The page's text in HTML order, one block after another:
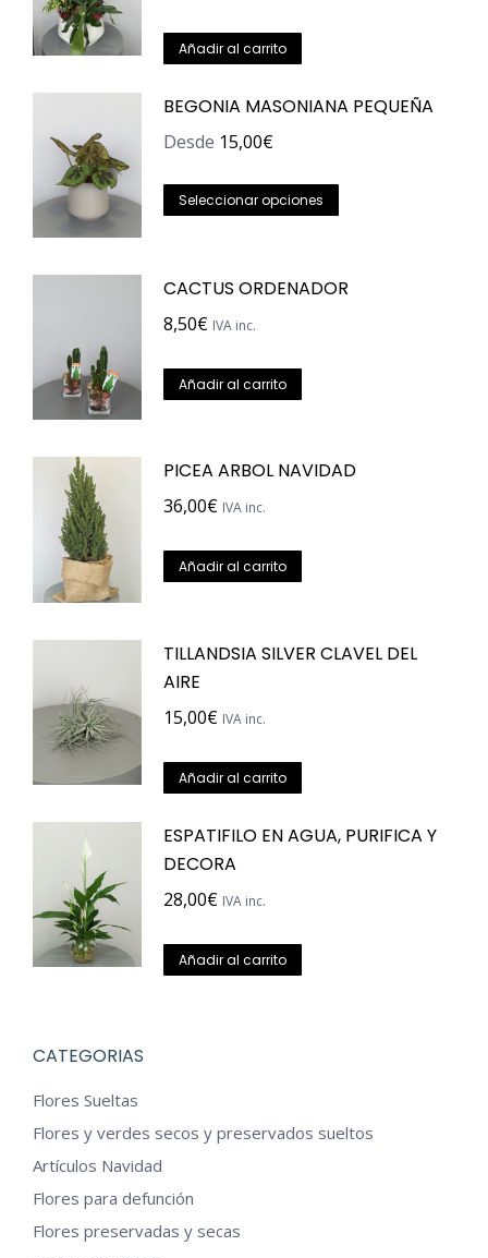
Añadir al carrito
BEGONIA MASONIANA PEQUEÑA
Desde 15,00€
Seleccionar opciones
múltiples
elegir
CACTUS ORDENADOR
8,50€ IVA inc.
Añadir al carrito
PICEA ARBOL NAVIDAD
36,00€ IVA inc.
Añadir al carrito
TILLANDSIA SILVER CLAVEL DEL
AIRE
15,00€ IVA inc.
Añadir al carrito
ESPATIFILO EN AGUA, PURIFICA Y
DECORA
28,00€ IVA inc.
Añadir al carrito
CATEGORIAS
Flores Sueltas
Flores y verdes secos y preservados sueltos
Artículos Navidad
Flores para defunción
Flores preservadas y secas